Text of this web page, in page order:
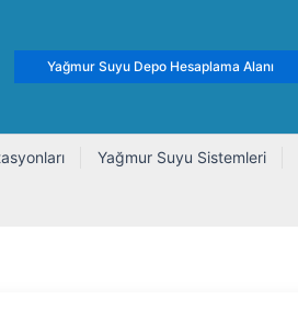
Yağmur Suyu Depo Hesaplama Alanı
Yağmur Suyu Sistemleri